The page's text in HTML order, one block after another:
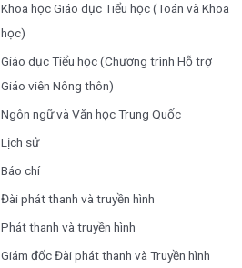
Khoa học Giáo dục Tiểu học (Toán và Khoa
học)
Giáo dục Tiểu học (Chương trình Hỗ trợ
Giáo viên Nông thôn)
Ngôn ngữ và Văn học Trung Quốc
Lịch sử
Báo chí
Đài phát thanh và truyền hình
Phát thanh và truyền hình
Giám đốc Đài phát thanh và Truyền hình